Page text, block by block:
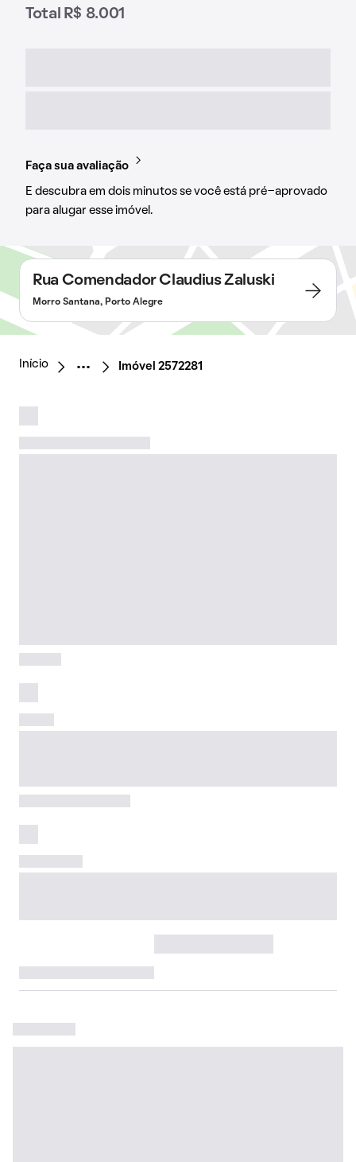
Total R$ 8.001
Faça sua avaliação
E descubra em dois minutos se você está pré-aprovado
para alugar esse imóvel.
Rua Comendador Claudius Zaluski
Morro Santana, Porto Alegre
Início Imóvel 2572281